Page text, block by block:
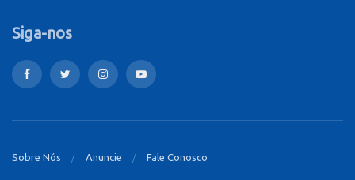
Siga-nos
Sobre Nós Anuncie Fale Conosco